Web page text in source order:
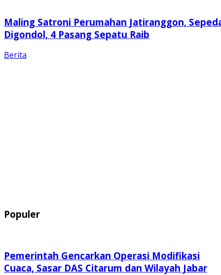
Maling Satroni Perumahan Jatiranggon,
Digondol, 4 Pasang Sepatu Raib
Berita
Populer
Pemerintah Gencarkan Operasi Modifikasi
Cuaca, Sasar DAS Citarum dan Wilayah Jabar